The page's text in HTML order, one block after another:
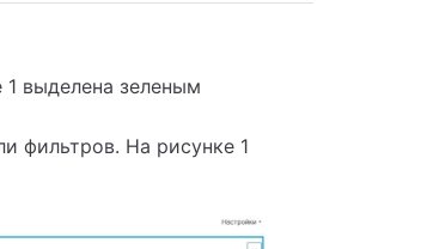
выделена зеленым
фильтров. На рисунке 1